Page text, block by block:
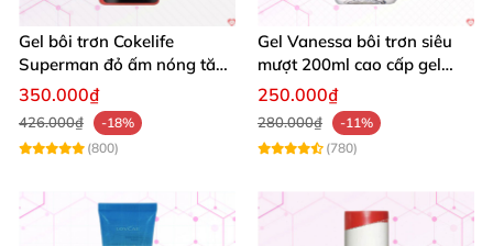
Gel bôi trơn Cokelife
Superman đỏ ấm nóng tăng
khoái cảm giảm đau
350.000₫
426.000₫
-18%
(800)
Gel Vanessa bôi trơn siêu
mượt 200ml cao cấp gel
massage Nhật Bản
250.000₫
280.000₫
-11%
(780)